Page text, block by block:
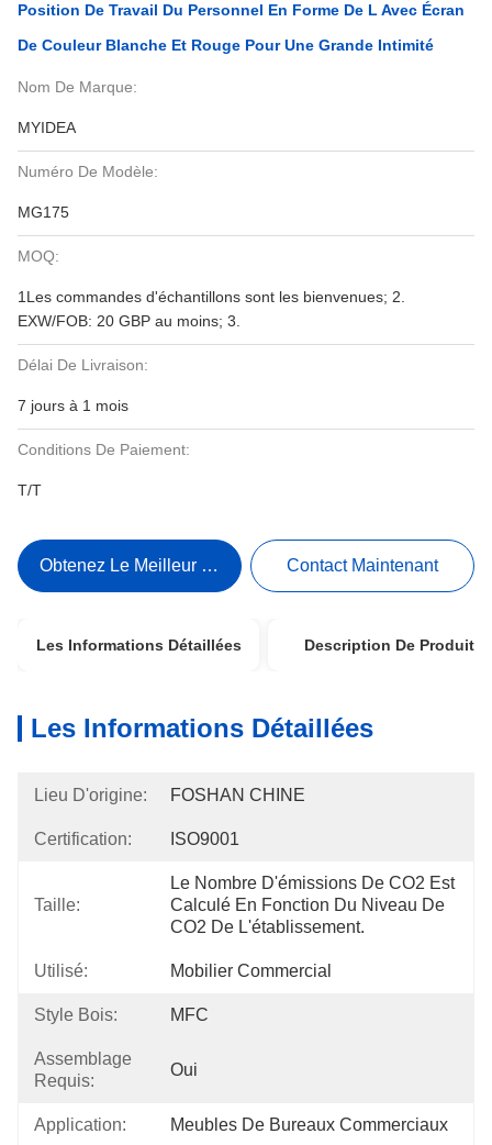
Position De Travail Du Personnel En Forme De L Avec Écran
De Couleur Blanche Et Rouge Pour Une Grande Intimité
Nom De Marque:
MYIDEA
Numéro De Modèle:
MG175
MOQ:
1Les commandes d'échantillons sont les bienvenues; 2.
EXW/FOB: 20 GBP au moins; 3.
Délai De Livraison:
7 jours à 1 mois
Conditions De Paiement:
T/T
Obtenez Le Meilleur Prix Contact Maintenant
Les Informations Détaillées Description De Produit
Les Informations Détaillées
Lieu D'origine: FOSHAN CHINE
Certification: ISO9001
Taille:
Le Nombre D'émissions De CO2 Est
Calculé En Fonction Du Niveau De
CO2 De L'établissement.
Utilisé: Mobilier Commercial
Style Bois: MFC
Assemblage
Requis:
Oui
Application: Meubles De Bureaux Commerciaux